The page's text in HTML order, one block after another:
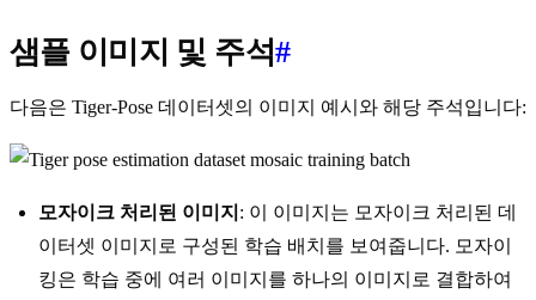
샘플 이미지 및 주석#
다음은 Tiger-Pose 데이터셋의 이미지 예시와 해당 주석입니다:
모자이크 처리된 이미지 : 이 이미지는 모자이크 처리된 데
이터셋 이미지로 구성된 학습 배치를 보여줍니다. 모자이
킹은 학습 중에 여러 이미지를 하나의 이미지로 결합하여